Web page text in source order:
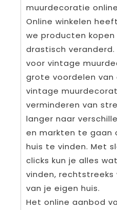
muurdecoratie
Online winkelen
we producten
drastisch
voor vintage
grote voordelen van
vintage
verminderen van
langer naar
en markten te gaan
huis te vinden. Met
clicks kun je alles
vinden,
van je eigen huis.
Het online aanbod